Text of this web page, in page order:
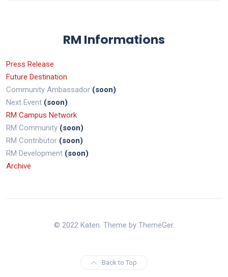
RM Informations
Press Release
Future Destination
Community Ambassador (soon)
Next Event (soon)
RM Campus Network
RM Community (soon)
RM Contributor (soon)
RM Development (soon)
Archive
© 2022 Katen. Theme by ThemeGer.
Back to Top